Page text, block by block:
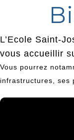
L’Ecole Saint-
vous accueillir
Vous pourrez
infrastructures, ses